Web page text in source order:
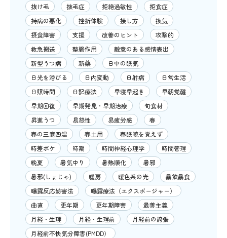
抜け毛
抜毛症 拒絶過敏性
拒食症
持病の悪化
挫折体験 接し方
換気
摂食障害
支援 改善のヒント
攻撃的
救急搬送
整腸作用
敵意のある感情表出
新型うつ病
新薬
日中の眠気
日光を浴びる
日内変動 日射病
日常生活
日照時間
日記療法 早寝早起き
早朝覚醒
早期回復
早期発見・早期治療
旬食材
昇進うつ
易怒性 易疲労感
春
春の三寒四温
春土用
春眠暁を覚えず
時差ボケ
時期 時間神経心理学
時間管理
晩夏
暑気中り 暑熱順化
暑邪
暑邪(しょじゃ)
暖房 暖色系の光
暴飲暴食
曝露反応妨害法
曝露療法（エクスポージャー）
曲直
更年期 更年期障害
最善主義
月経・生理
月経・生理前
月経前の誇張
月経前不快気分障害(PMDD）